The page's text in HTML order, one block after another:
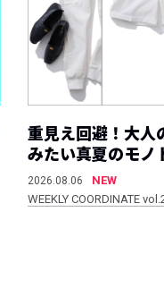
重見え回避！大人
みたい真夏のモノ
2026.08.06
NEW
WEEKLY COORDINATE